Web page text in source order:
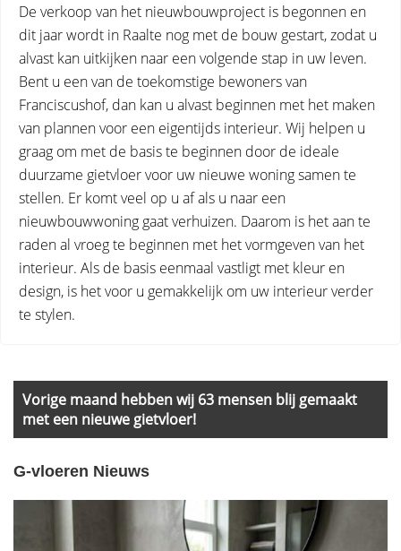
De verkoop van het nieuwbouwproject is begonnen en
dit jaar wordt in Raalte nog met de bouw gestart, zodat u
alvast kan uitkijken naar een volgende stap in uw leven.
Bent u een van de toekomstige bewoners van
Franciscushof, dan kan u alvast beginnen met het maken
van plannen voor een eigentijds interieur. Wij helpen u
graag om met de basis te beginnen door de ideale
duurzame gietvloer voor uw nieuwe woning samen te
stellen. Er komt veel op u af als u naar een
nieuwbouwwoning gaat verhuizen. Daarom is het aan te
raden al vroeg te beginnen met het vormgeven van het
interieur. Als de basis eenmaal vastligt met kleur en
design, is het voor u gemakkelijk om uw interieur verder
te stylen.
Vorige maand hebben wij 63 mensen blij gemaakt
met een nieuwe gietvloer!
G-vloeren Nieuws